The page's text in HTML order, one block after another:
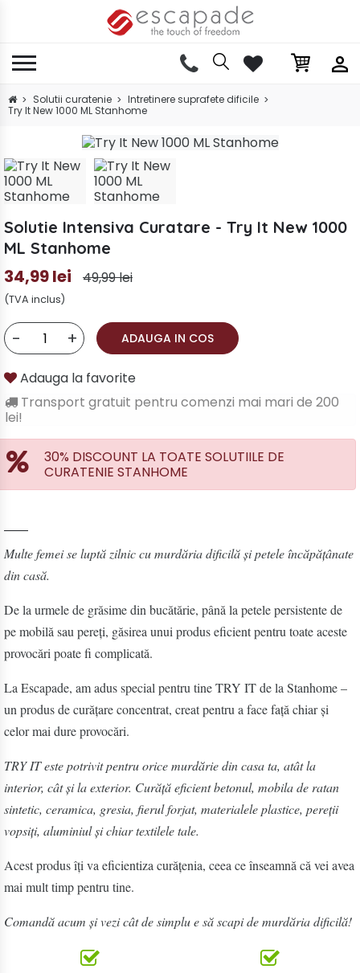
Solutii curatenie
Intretinere suprafete dificile
Try It New 1000 ML Stanhome
Solutie Intensiva Curatare - Try It New 1000
ML Stanhome
34,99 lei 49,99 lei
(TVA inclus)
- + ADAUGA IN COS
Adauga la favorite
Transport gratuit pentru comenzi mai mari de 200
lei!
30% DISCOUNT LA TOATE SOLUTIILE DE
CURATENIE STANHOME
Multe femei se luptă zilnic cu murdăria dificilă și petele încăpățânate
din casă.
De la urmele de grăsime din bucătărie, până la petele persistente de
pe mobilă sau pereți, găsirea unui produs eficient pentru toate aceste
provocări poate fi complicată.
La Escapade, am adus special pentru tine TRY IT de la Stanhome –
un produs de curățare concentrat, creat pentru a face față chiar și
celor mai dure provocări.
TRY IT este potrivit pentru orice murdărie din casa ta, atât la
interior, cât și la exterior. Curăță eficient betonul, mobila de ratan
sintetic, ceramica, gresia, fierul forjat, materialele plastice, pereții
vopsiți, aluminiul și chiar textilele tale.
Acest produs îți va eficientiza curățenia, ceea ce înseamnă că vei avea
mai mult timp pentru tine.
Comandă acum și vezi cât de simplu e să scapi de murdăria dificilă!